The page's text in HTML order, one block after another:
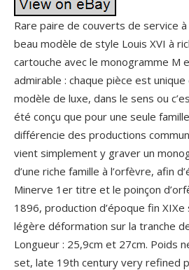
Rare paire de couverts de service
beau modèle de style Louis XVI à
cartouche avec le monogramme M
admirable : chaque pièce est
modèle de luxe, dans le sens ou
été conçu que pour une seule
différencie des productions
vient simplement y graver un
d’une riche famille à l’orfèvre, afin
Minerve 1er titre et le poinçon
1896, production d’époque fin
légère déformation sur la tranche
Longueur : 25,9cm et 27cm. Poids
set, late 19th century very refined